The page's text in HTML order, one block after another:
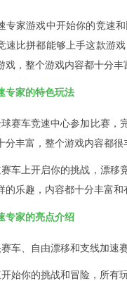
专家游戏中开始你的竞速
速比拼都能够上手这款游
戏，整个游戏内容都十分丰
专家的特色玩法
赛车竞速中心参加比赛，
分丰富，整个游戏内容都很
车上开启你的挑战，漂移
的乐趣，内容都十分丰富和
专家的亮点介绍
车、自由漂移和支线加速
始你的挑战和冒险，所有